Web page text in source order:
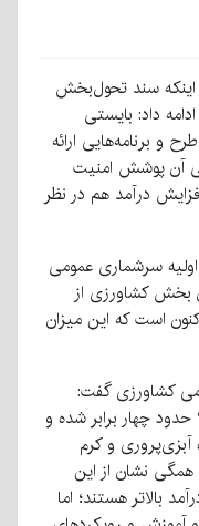
اینکه سند تحول‌بخش
داد: بایستی
و برنامه‌هایی ارائه
آن پوشش امنیت
درآمد هم در نظر
سرشماری عمومی
بخش کشاورزی از
چهل و نه هزار در سال ۹۳ تا کنون است که این میزان
کشاورزی گفت:
کشت گلخانه‌ای ما در مقایسه با سال ۹۳ حدود چهار برابر شده و
آبزی‌پروری و کرم
نشان از این
بالاتر هستند؛ اما